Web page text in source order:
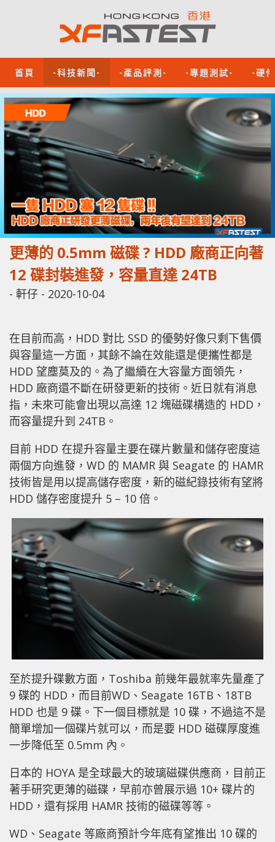
首頁 -科技新聞- -產品評測- -專題測試- -硬
更薄的 0.5mm 磁碟 ? HDD 廠商正向著
12 碟封裝進發，容量直達 24TB
- 軒仔 - 2020-10-04
在目前而高，HDD 對比 SSD 的優勢好像只剩下售價
與容量這一方面，其餘不論在效能還是便攜性都是
HDD 望塵莫及的。為了繼續在大容量方面領先，
HDD 廠商還不斷在研發更新的技術。近日就有消息
指，未來可能會出現以高達 12 塊磁碟構造的 HDD，
而容量提升到 24TB。
目前 HDD 在提升容量主要在碟片數量和儲存密度這
兩個方向進發，WD 的 MAMR 與 Seagate 的 HAMR
技術皆是用以提高儲存密度，新的磁紀錄技術有望將
HDD 儲存密度提升 5 – 10 倍。
至於提升碟數方面，Toshiba 前幾年最就率先量產了
9 碟的 HDD，而目前WD、Seagate 16TB、18TB
HDD 也是 9 碟。下一個目標就是 10 碟，不過這不是
簡單增加一個碟片就可以，而是要 HDD 磁碟厚度進
一步降低至 0.5mm 內。
日本的 HOYA 是全球最大的玻璃磁碟供應商，目前正
著手研究更薄的磁碟，早前亦曾展示過 10+ 碟片的
HDD，還有採用 HAMR 技術的磁碟等等。
WD、Seagate 等廠商預計今年底有望推出 10 碟的